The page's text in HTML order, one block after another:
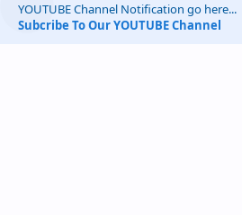
YOUTUBE Channel Notification go here...
Subcribe To Our YOUTUBE Channel